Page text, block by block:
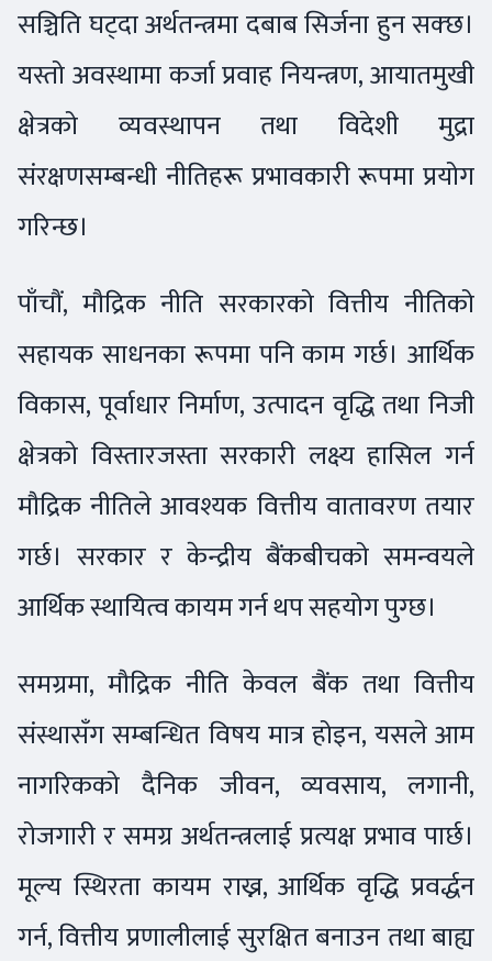
सञ्चिति घट्दा अर्थतन्त्रमा दबाब सिर्जना हुन सक्छ।
यस्तो अवस्थामा कर्जा प्रवाह नियन्त्रण, आयातमुखी
क्षेत्रको व्यवस्थापन तथा विदेशी मुद्रा
संरक्षणसम्बन्धी नीतिहरू प्रभावकारी रूपमा प्रयोग
गरिन्छ।
पाँचौं, मौद्रिक नीति सरकारको वित्तीय नीतिको
सहायक साधनका रूपमा पनि काम गर्छ। आर्थिक
विकास, पूर्वाधार निर्माण, उत्पादन वृद्धि तथा निजी
क्षेत्रको विस्तारजस्ता सरकारी लक्ष्य हासिल गर्न
मौद्रिक नीतिले आवश्यक वित्तीय वातावरण तयार
गर्छ। सरकार र केन्द्रीय बैंकबीचको समन्वयले
आर्थिक स्थायित्व कायम गर्न थप सहयोग पुग्छ।
समग्रमा, मौद्रिक नीति केवल बैंक तथा वित्तीय
संस्थासँग सम्बन्धित विषय मात्र होइन, यसले आम
नागरिकको दैनिक जीवन, व्यवसाय, लगानी,
रोजगारी र समग्र अर्थतन्त्रलाई प्रत्यक्ष प्रभाव पार्छ।
मूल्य स्थिरता कायम राख्न, आर्थिक वृद्धि प्रवर्द्धन
गर्न, वित्तीय प्रणालीलाई सुरक्षित बनाउन तथा बाह्य